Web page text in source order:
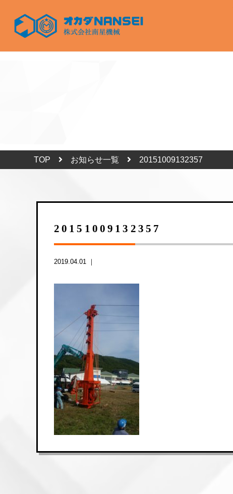
TOP お知らせ一覧 20151009132357
20151009132357
2019.04.01 ｜